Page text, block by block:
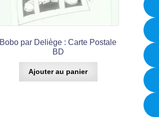
Bobo par Deliège : Carte Postale
BD
Ajouter au panier